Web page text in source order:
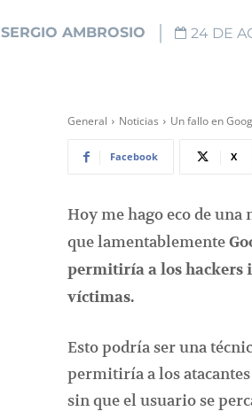
SERGIO AMBROSIO 24 DE
General Noticias Un fallo en
Facebook X
Hoy me hago eco de
que lamentablemente
permitiría a los hackers
víctimas.
Esto podría ser una
permitiría a los
sin que el usuario se